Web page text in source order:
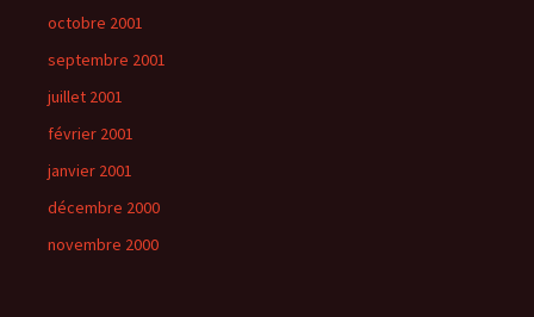
octobre 2001
septembre 2001
juillet 2001
février 2001
janvier 2001
décembre 2000
novembre 2000